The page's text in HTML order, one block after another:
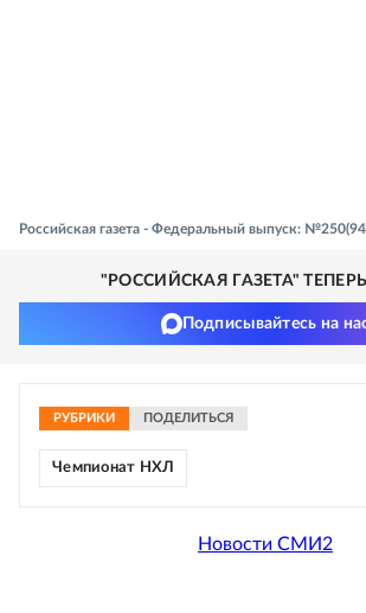
Российская газета - Федеральный выпуск:
"РОССИЙСКАЯ ГАЗЕТА" ТЕПЕРЬ
Подписывайтесь на
РУБРИКИ ПОДЕЛИТЬСЯ
Чемпионат НХЛ
Новости СМИ2